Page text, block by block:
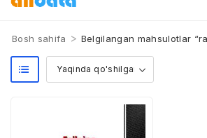
Bosh sahifa > Belgilangan mahsulotlar